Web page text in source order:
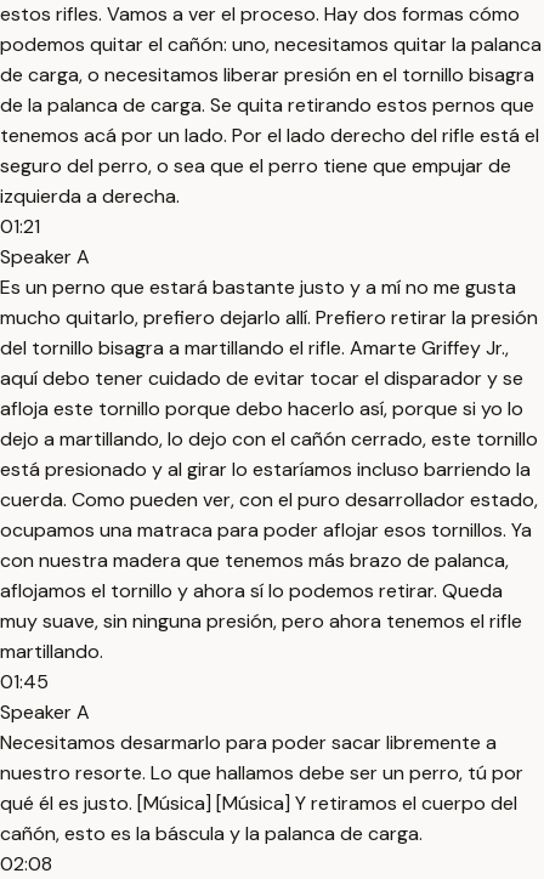
estos rifles. Vamos a ver el proceso. Hay dos formas cómo
podemos quitar el cañón: uno, necesitamos quitar la palanca
de carga, o necesitamos liberar presión en el tornillo bisagra
de la palanca de carga. Se quita retirando estos pernos que
tenemos acá por un lado. Por el lado derecho del rifle está el
seguro del perro, o sea que el perro tiene que empujar de
izquierda a derecha.
01:21
Speaker A
Es un perno que estará bastante justo y a mí no me gusta
mucho quitarlo, prefiero dejarlo allí. Prefiero retirar la presión
del tornillo bisagra a martillando el rifle. Amarte Griffey Jr.,
aquí debo tener cuidado de evitar tocar el disparador y se
afloja este tornillo porque debo hacerlo así, porque si yo lo
dejo a martillando, lo dejo con el cañón cerrado, este tornillo
está presionado y al girar lo estaríamos incluso barriendo la
cuerda. Como pueden ver, con el puro desarrollador estado,
ocupamos una matraca para poder aflojar esos tornillos. Ya
con nuestra madera que tenemos más brazo de palanca,
aflojamos el tornillo y ahora sí lo podemos retirar. Queda
muy suave, sin ninguna presión, pero ahora tenemos el rifle
martillando.
01:45
Speaker A
Necesitamos desarmarlo para poder sacar libremente a
nuestro resorte. Lo que hallamos debe ser un perro, tú por
qué él es justo. [Música] [Música] Y retiramos el cuerpo del
cañón, esto es la báscula y la palanca de carga.
02:08